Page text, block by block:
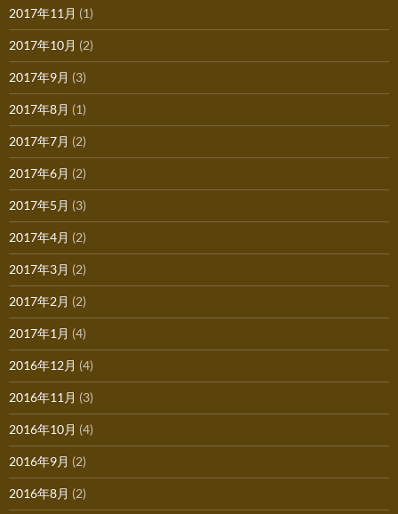
2017年11月 (1)
2017年10月 (2)
2017年9月 (3)
2017年8月 (1)
2017年7月 (2)
2017年6月 (2)
2017年5月 (3)
2017年4月 (2)
2017年3月 (2)
2017年2月 (2)
2017年1月 (4)
2016年12月 (4)
2016年11月 (3)
2016年10月 (4)
2016年9月 (2)
2016年8月 (2)